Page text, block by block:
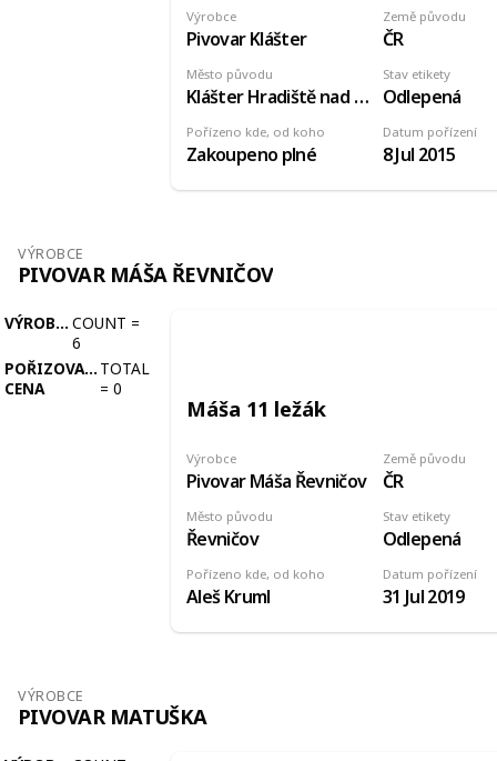
Výrobce
Pivovar Klášter
Země původu
ČR
Pořízeno kde, od koho
Zakoupeno plné
Stav etikety
Odlepená
Datum pořízení
8 Jul 2015
Město původu
Klášter Hradiště nad Jizerou
VÝROBCE
PIVOVAR MÁŠA ŘEVNIČOV
VÝROBCE COUNT =
6
POŘIZOVACÍ
CENA
TOTAL
= 0
Máša 11 ležák
Výrobce
Pivovar Máša Řevničov
Země původu
ČR
Pořízeno kde, od koho
Aleš Kruml
Stav etikety
Odlepená
Datum pořízení
31 Jul 2019
Město původu
Řevničov
VÝROBCE
PIVOVAR MATUŠKA